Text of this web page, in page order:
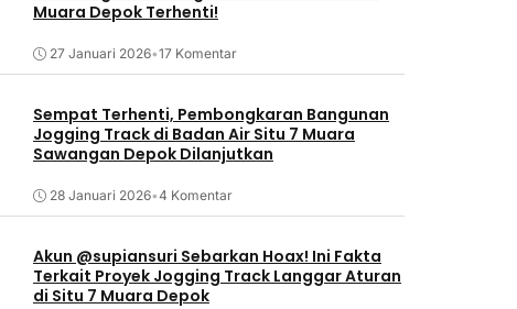
Muara Depok Terhenti!
27 Januari 2026•17 Komentar
Sempat Terhenti, Pembongkaran Bangunan
Jogging Track di Badan Air Situ 7 Muara
Sawangan Depok Dilanjutkan
28 Januari 2026•4 Komentar
Akun @supiansuri Sebarkan Hoax! Ini Fakta
Terkait Proyek Jogging Track Langgar Aturan
di Situ 7 Muara Depok